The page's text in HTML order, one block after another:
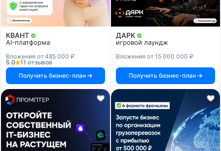
КВАНТ
AI-платформа
Вложения от 485 000 ₽
5.0
11 отзывов
Получить бизнес-план
ДАРК
игровой лаундж
Вложения от 15 000 000 ₽
Получить бизнес-план